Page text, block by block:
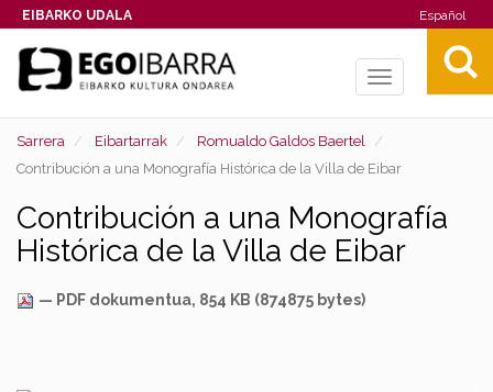
EIBARKO UDALA Español
Toggle
Sarrera Eibartarrak
Romualdo Galdos Baertel
Contribución a una Monografía Histórica de la Villa de Eibar
Contribución a una Monografía
Histórica de la Villa de Eibar
— PDF dokumentua, 854 KB (874875 bytes)